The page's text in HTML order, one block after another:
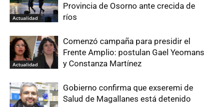
Actualidad
Provincia de Osorno ante crecida de
ríos
Actualidad
Comenzó campaña para presidir el
Frente Amplio: postulan Gael Yeomans
y Constanza Martínez
Gobierno confirma que exseremi de
Salud de Magallanes está detenido